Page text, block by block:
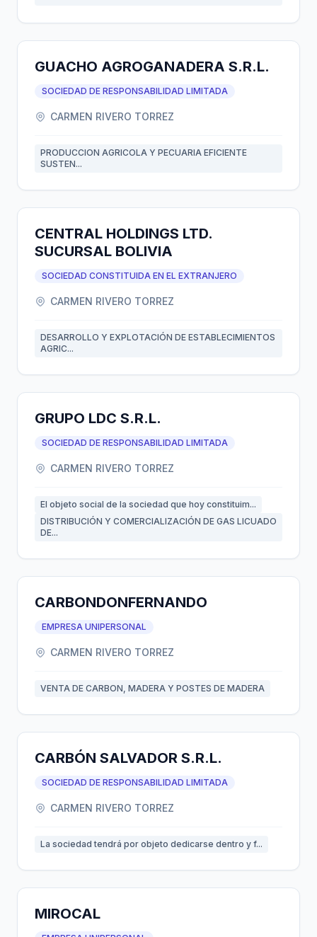
GUACHO AGROGANADERA S.R.L.
SOCIEDAD DE RESPONSABILIDAD LIMITADA
CARMEN RIVERO TORREZ
PRODUCCION AGRICOLA Y PECUARIA EFICIENTE
SUSTEN...
CENTRAL HOLDINGS LTD.
SUCURSAL BOLIVIA
SOCIEDAD CONSTITUIDA EN EL EXTRANJERO
CARMEN RIVERO TORREZ
DESARROLLO Y EXPLOTACIÓN DE ESTABLECIMIENTOS
AGRIC...
GRUPO LDC S.R.L.
SOCIEDAD DE RESPONSABILIDAD LIMITADA
CARMEN RIVERO TORREZ
El objeto social de la sociedad que hoy constituim...
DISTRIBUCIÓN Y COMERCIALIZACIÓN DE GAS LICUADO
DE...
CARBONDONFERNANDO
EMPRESA UNIPERSONAL
CARMEN RIVERO TORREZ
VENTA DE CARBON, MADERA Y POSTES DE MADERA
CARBÓN SALVADOR S.R.L.
SOCIEDAD DE RESPONSABILIDAD LIMITADA
CARMEN RIVERO TORREZ
La sociedad tendrá por objeto dedicarse dentro y f...
MIROCAL